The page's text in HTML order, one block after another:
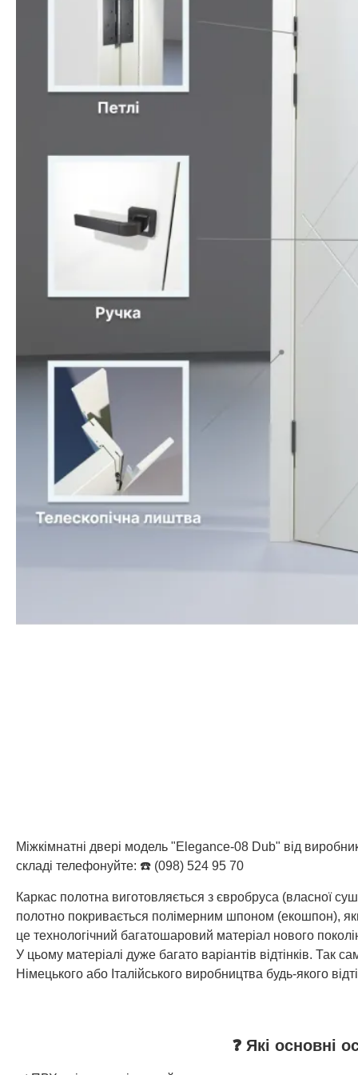
Міжкімнатні двері модель "Elegance-08 Dub" від
складі телефонуйте: ☎️ (098) 524 95 70
Каркас полотна виготовляється з євробруса (власної
полотно покривається полімерним шпоном (екошпон),
це технологічний багатошаровий матеріал нового
У цьому матеріалі дуже багато варіантів відтінків.
Німецького або Італійського виробництва будь-якого
❓ Які основні